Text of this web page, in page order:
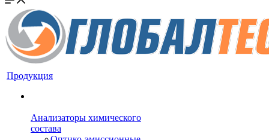
Продукция
Анализаторы химического
состава